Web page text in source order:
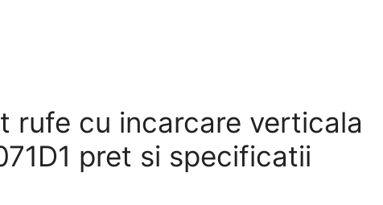
rufe cu incarcare verticala
pret si specificatii